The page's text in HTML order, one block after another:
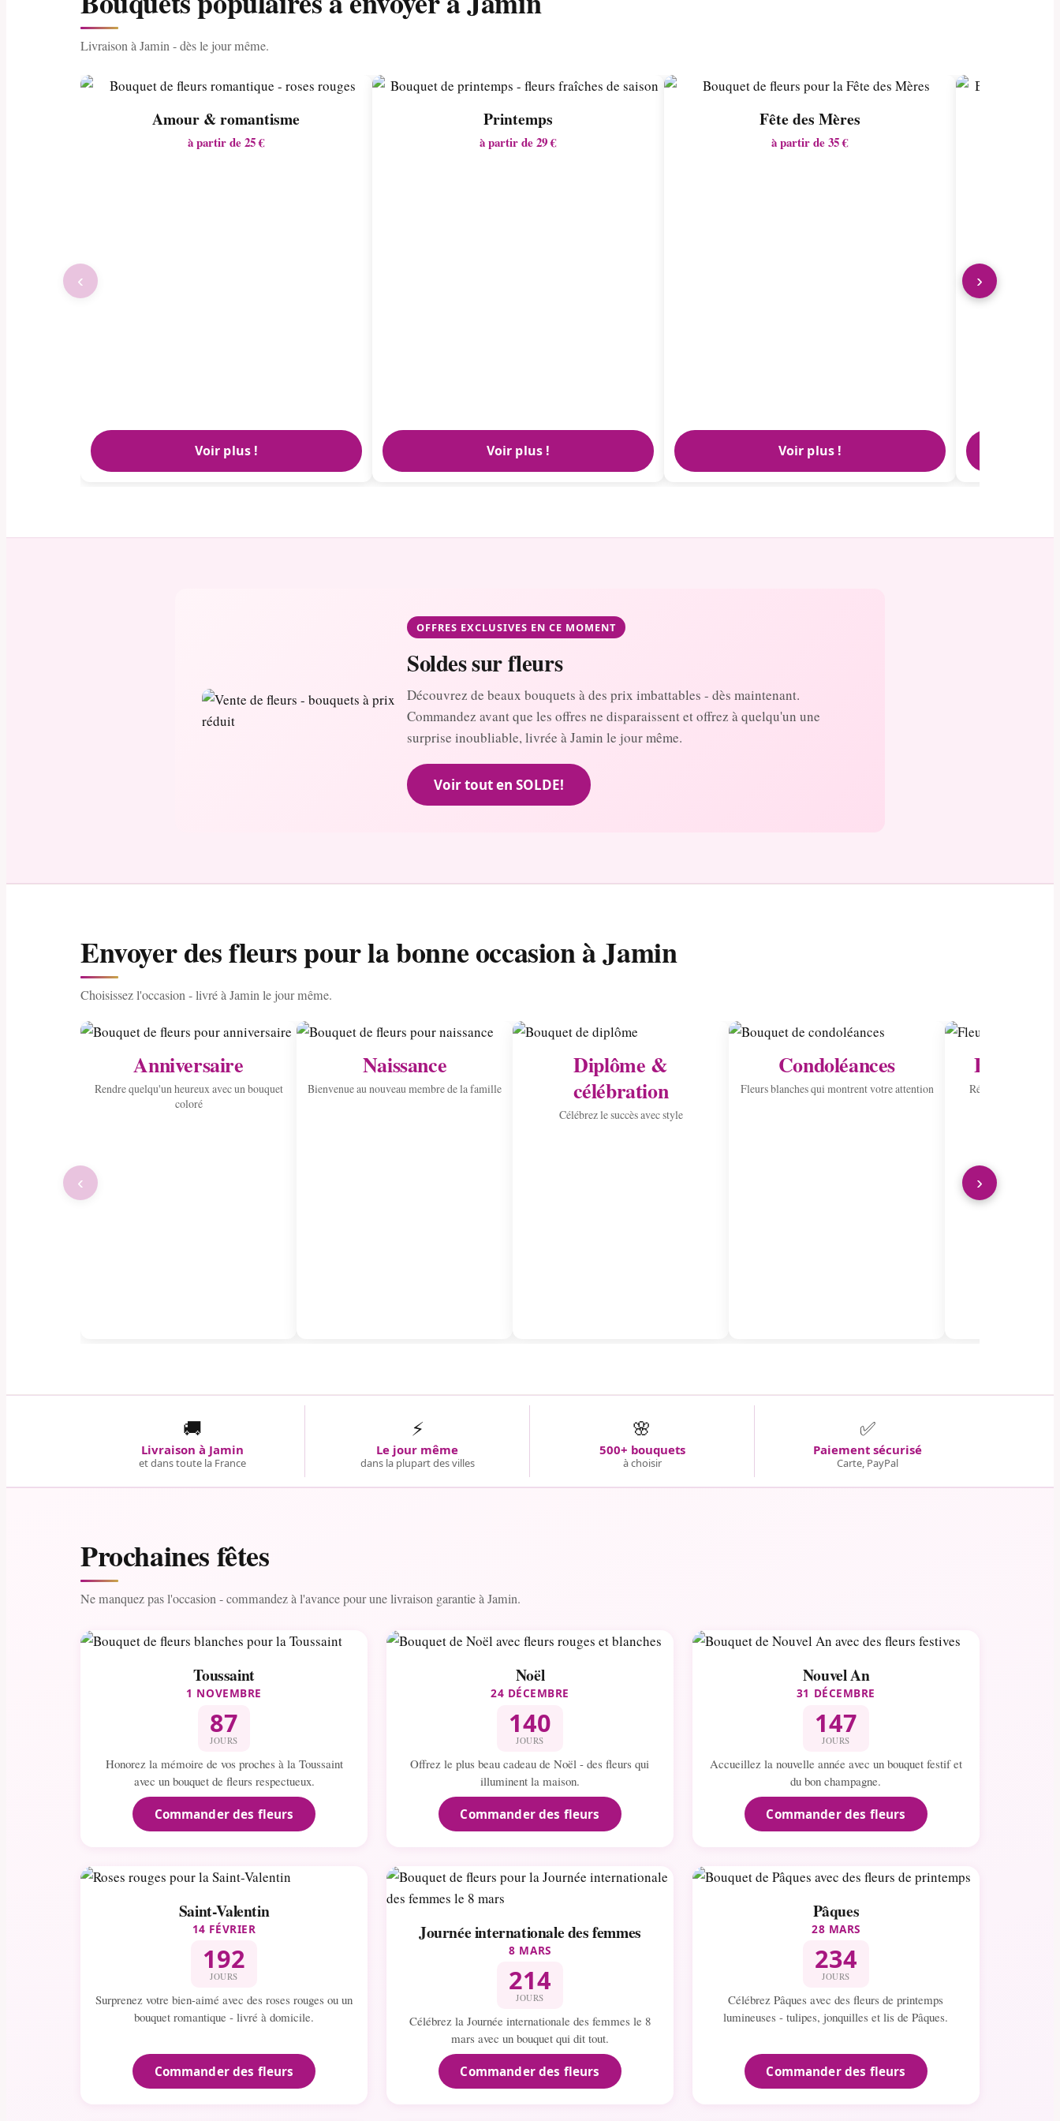
Livraison à Jamin - dès le jour même.
Amour & romantisme
à partir de 25 €
Voir plus !
Printemps
à partir de 29 €
Voir plus !
Fête des Mères
à partir de 35 €
Voir plus !
‹ ›
OFFRES EXCLUSIVES EN CE MOMENT
Soldes sur fleurs
Découvrez de beaux bouquets à des prix imbattables - dès maintenant.
Commandez avant que les offres ne disparaissent et offrez à quelqu'un une
surprise inoubliable, livrée à Jamin le jour même.
Voir tout en SOLDE!
Envoyer des fleurs pour la bonne occasion à Jamin
Choisissez l'occasion - livré à Jamin le jour même.
Anniversaire
Rendre quelqu'un heureux avec un bouquet
coloré
Naissance
Bienvenue au nouveau membre de la famille
Diplôme &
célébration
Célébrez le succès avec style
Condoléances
Fleurs blanches qui montrent votre attention
Envoyer
Répandre la joie
‹ ›
🚚
Livraison à Jamin
et dans toute la France
⚡
Le jour même
dans la plupart des villes
🌸
500+ bouquets
à choisir
✅
Paiement sécurisé
Carte, PayPal
Prochaines fêtes
Ne manquez pas l'occasion - commandez à l'avance pour une livraison garantie à Jamin.
Toussaint
1 NOVEMBRE
87
JOURS
Honorez la mémoire de vos proches à la Toussaint
avec un bouquet de fleurs respectueux.
Commander des fleurs
Noël
24 DÉCEMBRE
140
JOURS
Offrez le plus beau cadeau de Noël - des fleurs qui
illuminent la maison.
Commander des fleurs
Nouvel An
31 DÉCEMBRE
147
JOURS
Accueillez la nouvelle année avec un bouquet festif et
du bon champagne.
Commander des fleurs
Saint-Valentin
14 FÉVRIER
192
JOURS
Surprenez votre bien-aimé avec des roses rouges ou un
bouquet romantique - livré à domicile.
Commander des fleurs
Journée internationale des femmes
8 MARS
214
JOURS
Célébrez la Journée internationale des femmes le 8
mars avec un bouquet qui dit tout.
Commander des fleurs
Pâques
28 MARS
234
JOURS
Célébrez Pâques avec des fleurs de printemps
lumineuses - tulipes, jonquilles et lis de Pâques.
Commander des fleurs